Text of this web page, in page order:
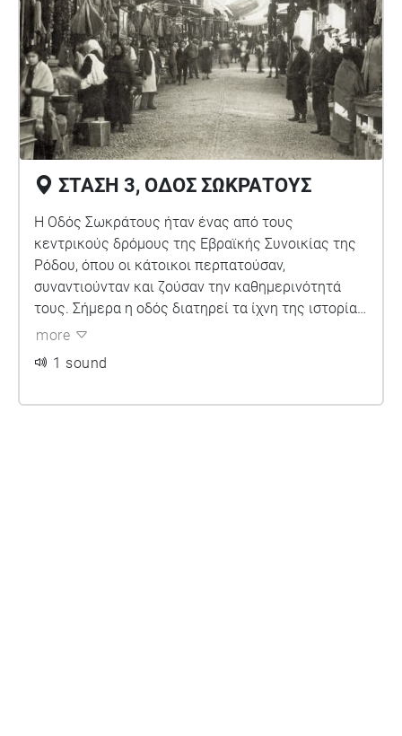
ΣΤΑΣΗ 3, ΟΔΟΣ ΣΩΚΡΑΤΟΥΣ
Η Οδός Σωκράτους ήταν ένας από τους
κεντρικούς δρόμους της Εβραϊκής Συνοικίας της
Ρόδου, όπου οι κάτοικοι περπατούσαν,
συναντιούνταν και ζούσαν την καθημερινότητά
τους. Σήμερα η οδός διατηρεί τα ίχνη της ιστορίας
και θυμίζει τις ζωές που πέρασαν από εδώ.
more
1 sound